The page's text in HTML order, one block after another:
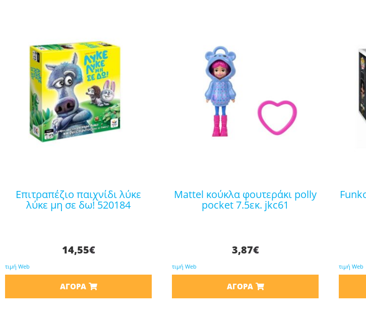
επιτραπέζιο παιχνίδι λύκε
λύκε μη σε δω! 520184
14,55€
τιμή Web
ΑΓΟΡΆ
mattel κούκλα φουτεράκι polly
pocket 7.5εκ. jkc61
3,87€
τιμή Web
ΑΓΟΡΆ
funko pop! rocks: guns n roses
τιμή Web